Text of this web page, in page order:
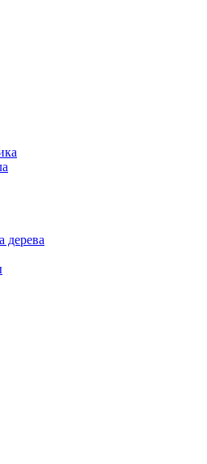
дерева